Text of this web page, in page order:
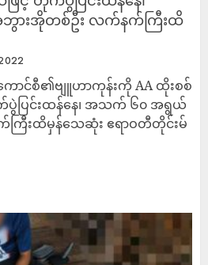
းအိုတစ်ဦး လက်နက်ကြီးထိ
ောင်စီ၏ဗျူဟာကုန်းကို AA ထိုးစစ်
ြင်းထန်နေ၊ အသက် ၆၀ အရွယ်
ြီးထိမှန်သေဆုံး ဧရာဝတီတိုင်းမ်